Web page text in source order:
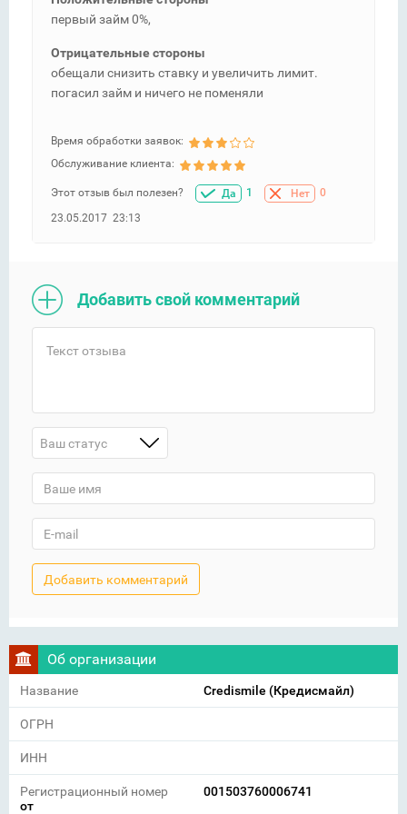
первый займ 0%,
Отрицательные стороны
обещали снизить ставку и увеличить лимит.
погасил займ и ничего не поменяли
Время обработки заявок:
Обслуживание клиента:
Этот отзыв был полезен? Да 1 Нет
0
23.05.2017 23:13
Добавить свой комментарий
Ваш статус
Об организации
Название Credismile (Кредисмайл)
ОГРН
ИНН
Регистрационный номер
001503760006741
от